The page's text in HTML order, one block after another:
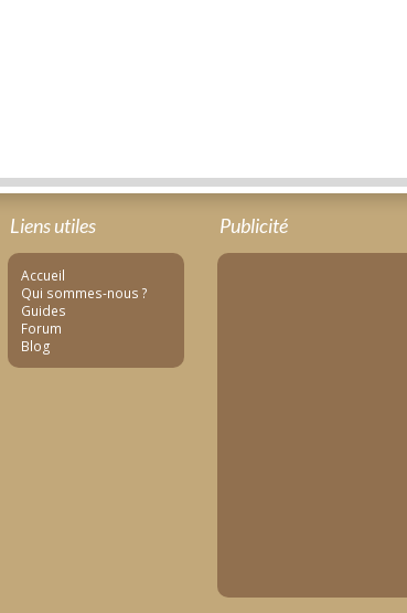
Liens utiles
Accueil
Qui sommes-nous ?
Guides
Forum
Blog
Publicité